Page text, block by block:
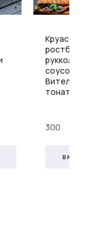
Круассан
рукколой
соусом
Вителло-
тонато
300
в